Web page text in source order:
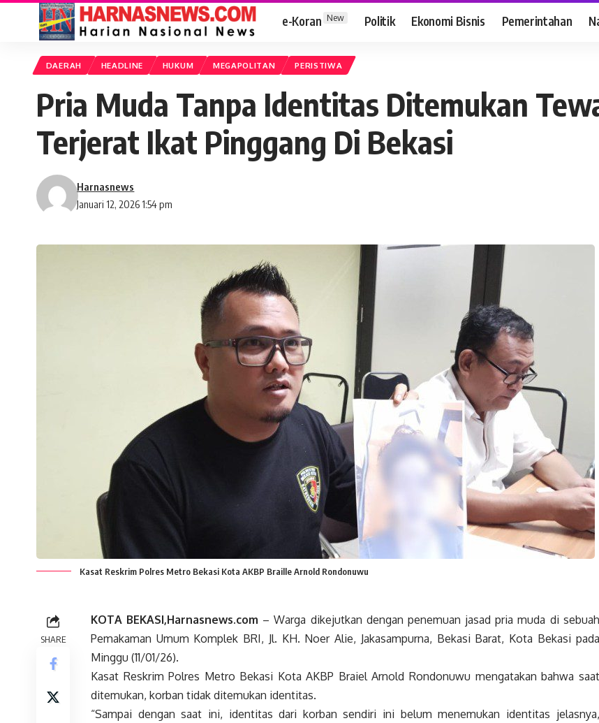
e-Koran New Politik Ekonomi Bisnis Pemerintahan
DAERAH HEADLINE HUKUM MEGAPOLITAN PERISTIWA
Pria Muda Tanpa Identitas Ditemukan
Terjerat Ikat Pinggang Di Bekasi
Januari 12, 2026 1:54 pm
Harnasnews
Kasat Reskrim Polres Metro Bekasi Kota AKBP Braille Arnold Rondonuwu
SHARE
KOTA BEKASI,Harnasnews.com – Warga dikejutkan dengan penemuan jasad pria muda di sebuah
Pemakaman Umum Komplek BRI, Jl. KH. Noer Alie, Jakasampurna, Bekasi Barat, Kota Bekasi pada
Minggu (11/01/26).
Kasat Reskrim Polres Metro Bekasi Kota AKBP Braiel Arnold Rondonuwu mengatakan bahwa saat
ditemukan, korban tidak ditemukan identitas.
“Sampai dengan saat ini, identitas dari korban sendiri ini belum menemukan identitas jelasnya,